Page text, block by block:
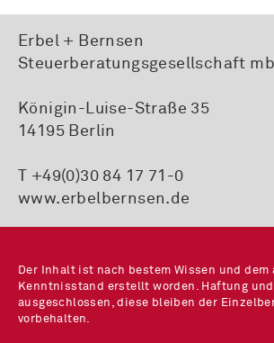
Erbel + Bernsen
Steuerberatungsgesellschaft
Königin-Luise-Straße 35
14195 Berlin
T +49(0)30 84 17 71-0
www.erbelbernsen.de
Der Inhalt ist nach bestem Wissen und dem
Kenntnisstand erstellt worden. Haftung und
ausgeschlossen, diese bleiben der
vorbehalten.